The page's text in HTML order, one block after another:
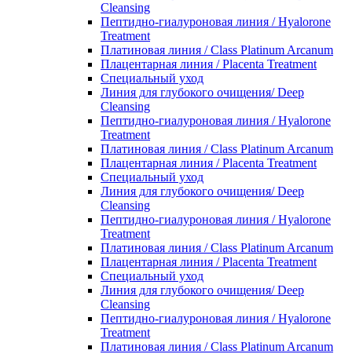
Cleansing
Пептидно-гиалуроновая линия / Hyalorone
Treatment
Платиновая линия / Class Platinum Arcanum
Плацентарная линия / Placenta Treatment
Специальный уход
Линия для глубокого очищения/ Deep
Cleansing
Пептидно-гиалуроновая линия / Hyalorone
Treatment
Платиновая линия / Class Platinum Arcanum
Плацентарная линия / Placenta Treatment
Специальный уход
Линия для глубокого очищения/ Deep
Cleansing
Пептидно-гиалуроновая линия / Hyalorone
Treatment
Платиновая линия / Class Platinum Arcanum
Плацентарная линия / Placenta Treatment
Специальный уход
Линия для глубокого очищения/ Deep
Cleansing
Пептидно-гиалуроновая линия / Hyalorone
Treatment
Платиновая линия / Class Platinum Arcanum